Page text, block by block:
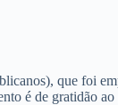
que foi
é de gratidão